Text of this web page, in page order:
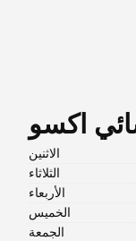
اكسو
الاثنين
الثلاثاء
الأربعاء
الخميس
الجمعة